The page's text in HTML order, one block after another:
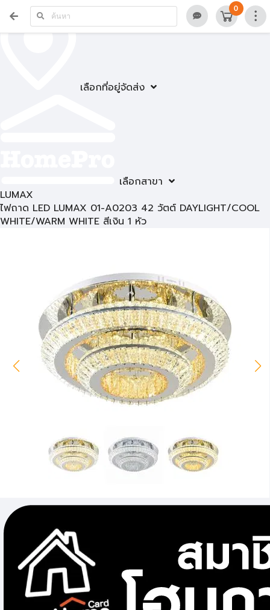
เลือกที่อยู่จัดส่ง
เลือกสาขา
0
LUMAX
ไฟถาด LED LUMAX 01-A0203 42 วัตต์ DAYLIGHT/COOL
WHITE/WARM WHITE สีเงิน 1 หัว